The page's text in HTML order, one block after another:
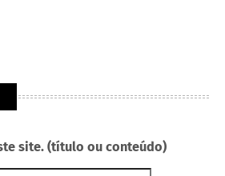
site. (título ou conteúdo)